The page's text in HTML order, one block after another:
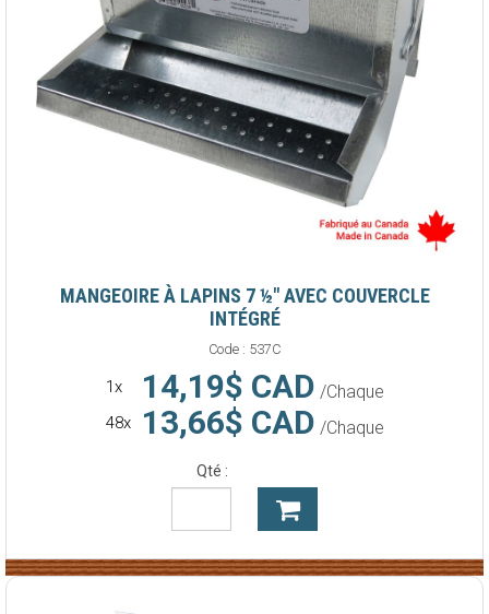
MANGEOIRE À LAPINS 7 ½" AVEC COUVERCLE
INTÉGRÉ
Code : 537C
1x 14,19$ CAD /Chaque
48x 13,66$ CAD /Chaque
Qté :